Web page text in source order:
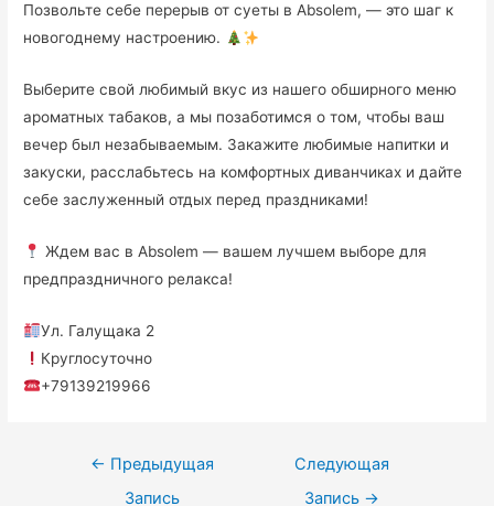
Позвольте себе перерыв от суеты в Absolem, — это шаг к
новогоднему настроению.
Выберите свой любимый вкус из нашего обширного меню
ароматных табаков, а мы позаботимся о том, чтобы ваш
вечер был незабываемым. Закажите любимые напитки и
закуски, расслабьтесь на комфортных диванчиках и дайте
себе заслуженный отдых перед праздниками!
Ждем вас в Absolem — вашем лучшем выборе для
предпраздничного релакса!
Ул. Галущака 2
Круглосуточно
+79139219966
← Предыдущая
Запись
Следующая
Запись →